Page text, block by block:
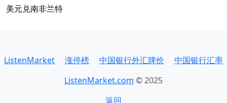
美元兑南非兰特
ListenMarket 涨停榜 中国银行外汇牌价
中国银行汇率
ListenMarket.com © 2025
返回